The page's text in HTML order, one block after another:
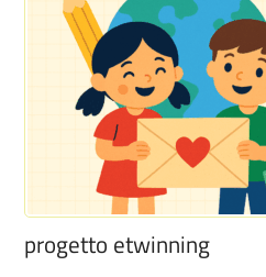
progetto etwinning